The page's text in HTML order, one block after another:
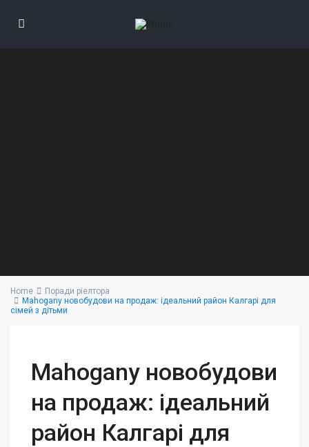
Home
Поради ріелтора
Mahogany новобудови на продаж: ідеальний район Калгарі для
сімей з дітьми
Mahogany новобудови
на продаж: ідеальний
район Калгарі для